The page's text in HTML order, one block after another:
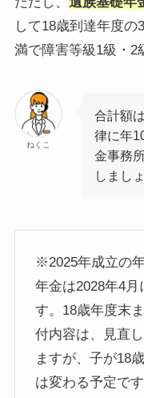
して18歳到達年度の
満で障害等級1級・2
ねくこ
合計額
律に年
金事務
しまし
※2025年成立の
年金は2028年4
す。18歳年度末
付内容は、見直
ますが、子が18
は変わる予定で